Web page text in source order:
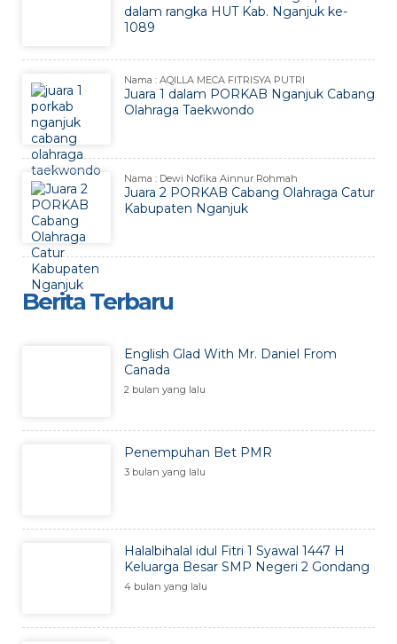
dalam rangka HUT Kab. Nganjuk ke-
1089
Nama : AQILLA MECA FITRISYA PUTRI
Juara 1 dalam PORKAB Nganjuk Cabang
Olahraga Taekwondo
Nama : Dewi Nofika Ainnur Rohmah
Juara 2 PORKAB Cabang Olahraga Catur
Kabupaten Nganjuk
Berita Terbaru
English Glad With Mr. Daniel From
Canada
2 bulan yang lalu
Penempuhan Bet PMR
3 bulan yang lalu
Halalbihalal idul Fitri 1 Syawal 1447 H
Keluarga Besar SMP Negeri 2 Gondang
4 bulan yang lalu